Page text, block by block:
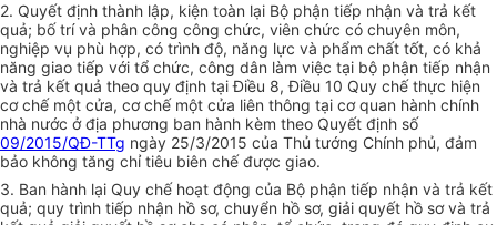
2. Quyết định thành lập, kiện toàn lại Bộ phận tiếp nhận và trả kết
quả; bố trí và phân công công chức, viên chức có chuyên môn,
nghiệp vụ phù hợp, có trình độ, năng lực và phẩm chất tốt, có khả
năng giao tiếp với tổ chức, công dân làm việc tại bộ phận tiếp nhận
và trả kết quả theo quy định tại Điều 8, Điều 10 Quy chế thực hiện
cơ chế một cửa, cơ chế một cửa liên thông tại cơ quan hành chính
nhà nước ở địa phương ban hành kèm theo Quyết định số
09/2015/QĐ-TTg ngày 25/3/2015 của Thủ tướng Chính phủ, đảm
bảo không tăng chỉ tiêu biên chế được giao.
3. Ban hành lại Quy chế hoạt động của Bộ phận tiếp nhận và trả kết
quả; quy trình tiếp nhận hồ sơ, chuyển hồ sơ, giải quyết hồ sơ và trả